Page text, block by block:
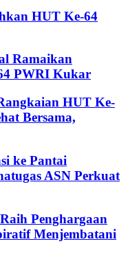
HUT Ke-64
Ramaikan
PWRI Kukar
HUT Ke-
Bersama,
ke Pantai
ASN Perkuat
Penghargaan
Menjembatani